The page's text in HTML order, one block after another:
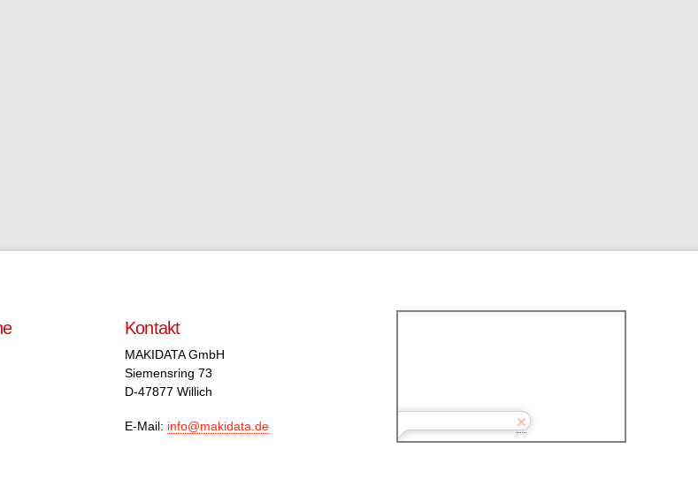
Kontakt
MAKIDATA GmbH
Siemensring 73
D-47877 Willich
E-Mail: info@makidata.de